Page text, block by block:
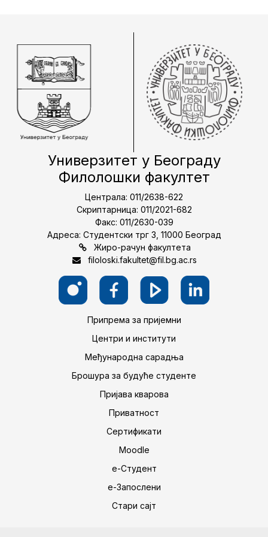
Универзитет у Београду
Филолошки факултет
Централа: 011/2638-622
Скриптарница: 011/2021-682
Факс: 011/2630-039
Адреса: Студентски трг 3, 11000 Београд
Жиро-рачун факултета
filoloski.fakultet@fil.bg.ac.rs
Припрема за пријемни
Центри и институти
Међународна сарадња
Брошура за будуће студенте
Пријава кварова
Приватност
Сертификати
Moodle
е-Студент
е-Запослени
Стари сајт